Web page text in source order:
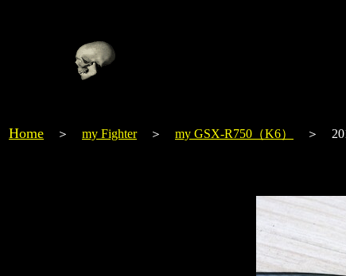
Home ＞ my Fighter＞ my GSX-R750（K6） ＞